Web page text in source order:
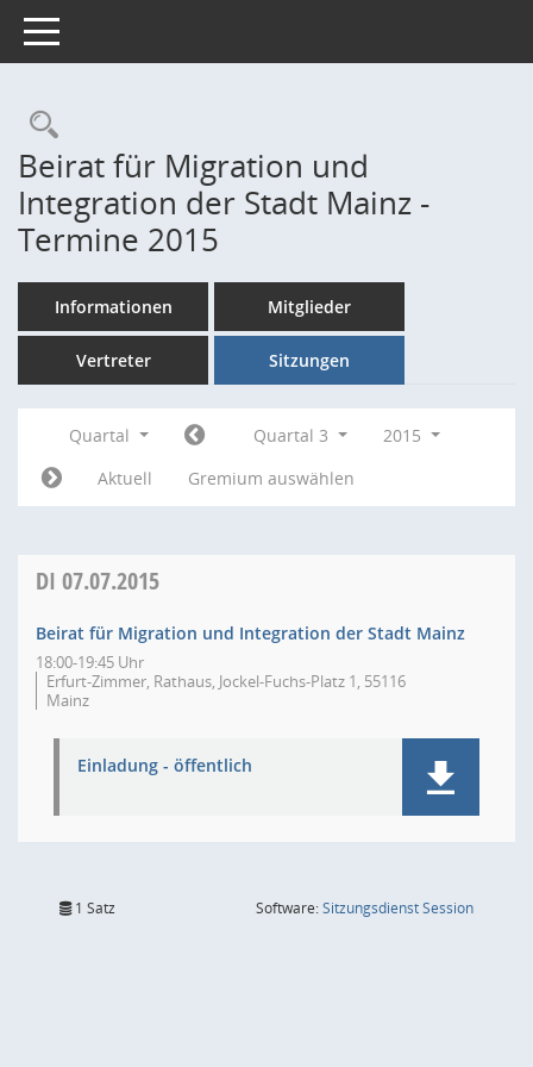
Toggle navigation
Rechercheauswahl
Beirat für Migration und
Integration der Stadt Mainz -
Termine 2015
Informationen Mitglieder
Vertreter Sitzungen
Quartal Quartal 3
2015
Aktuell
Gremium auswählen
DI 07.07.2015
Beirat für Migration und Integration der Stadt Mainz
18:00-19:45 Uhr
Erfurt-Zimmer, Rathaus, Jockel-Fuchs-Platz 1, 55116
Mainz
Einladung - öffentlich
1 Satz Software:SitzungsdienstSession(Wird in